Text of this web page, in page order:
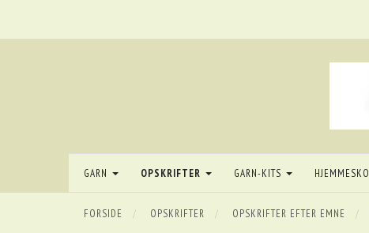
GARN OPSKRIFTER GARN-KITS HJEMMESKO
FORSIDE OPSKRIFTER OPSKRIFTER EFTER EMNE